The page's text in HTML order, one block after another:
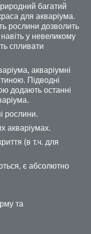
багатий
для акваріума.
рослини дозволить
у невеликому
спливати
акваріумні
Підводні
додають останні
рослини.
акваріумах.
(в т.ч. для
є абсолютно
та